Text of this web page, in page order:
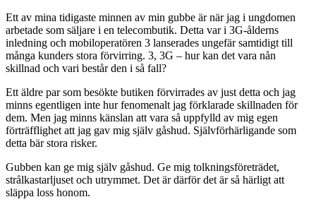
Ett av mina tidigaste minnen av min gubbe är när jag i ungdomen
arbetade som säljare i en telecombutik. Detta var i 3G-ålderns
inledning och mobiloperatören 3 lanserades ungefär samtidigt till
många kunders stora förvirring. 3, 3G – hur kan det vara nån
skillnad och vari består den i så fall?
Ett äldre par som besökte butiken förvirrades av just detta och jag
minns egentligen inte hur fenomenalt jag förklarade skillnaden för
dem. Men jag minns känslan att vara så uppfylld av mig egen
förträfflighet att jag gav mig själv gåshud. Självförhärligande som
detta bär stora risker.
Gubben kan ge mig själv gåshud. Ge mig tolkningsföreträdet,
strålkastarljuset och utrymmet. Det är därför det är så härligt att
släppa loss honom.